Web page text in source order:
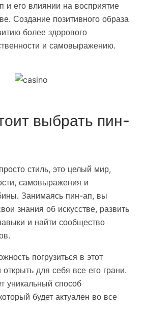
и его влиянии на восприятие
Создание позитивного образа
более здорового
и самовыражению.
выбрать пин-
стиль, это целый мир,
самовыражения и
Занимаясь пин-ап, вы
знания об искусстве, развить
и найти сообщество
погрузиться в этот
для себя все его грани.
уникальный способ
будет актуален во все